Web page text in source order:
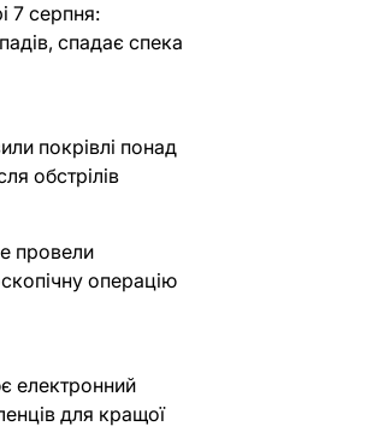
7 серпня:
спадає спека
покрівлі понад
обстрілів
провели
операцію
електронний
для кращої